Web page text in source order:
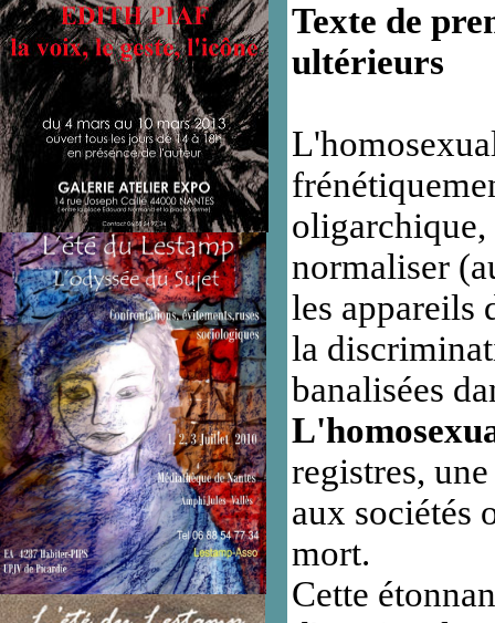
Texte de
ultérieurs
oligarchique,
normaliser
les appareils
la
banalisées
registres,
aux sociétés
mort.
Cette